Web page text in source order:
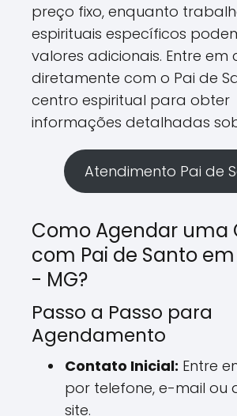
preço fixo, enquanto
espirituais específicos
valores adicionais. Entre em
diretamente com o Pai de
centro espiritual para obter
informações detalhadas
Atendimento Pai de
Como Agendar uma
com Pai de Santo
- MG?
Passo a Passo para
Agendamento
Contato Inicial: Entre
por telefone, e-mail ou
site.